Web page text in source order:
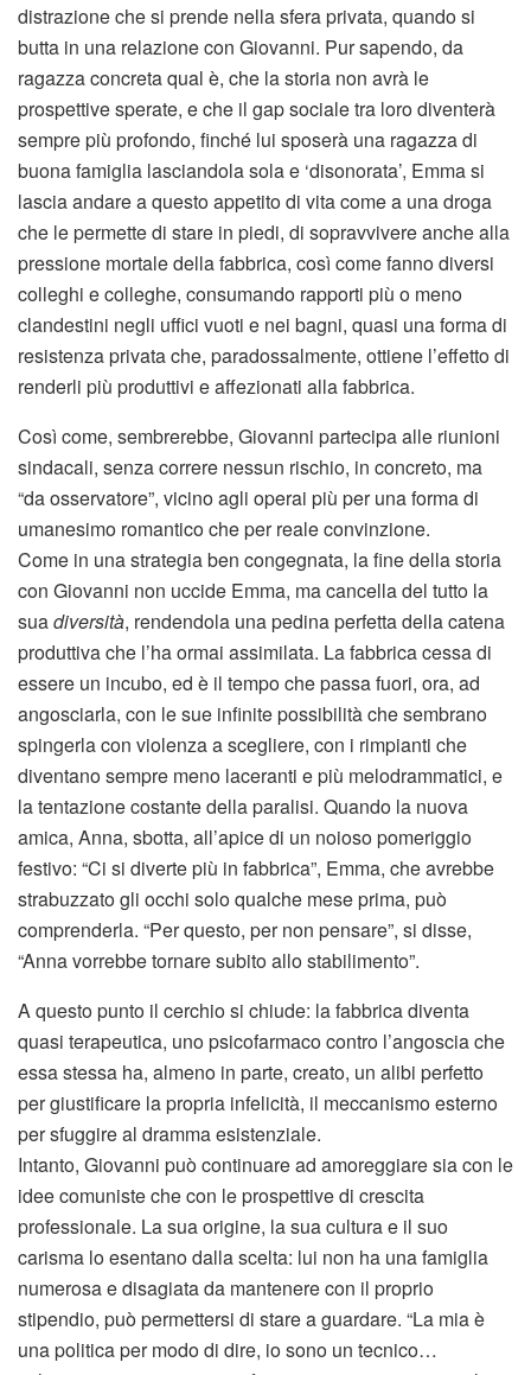
distrazione che si prende nella sfera privata, quando si
butta in una relazione con Giovanni. Pur sapendo, da
ragazza concreta qual è, che la storia non avrà le
prospettive sperate, e che il gap sociale tra loro diventerà
sempre più profondo, finché lui sposerà una ragazza di
buona famiglia lasciandola sola e ‘disonorata’, Emma si
lascia andare a questo appetito di vita come a una droga
che le permette di stare in piedi, di sopravvivere anche alla
pressione mortale della fabbrica, così come fanno diversi
colleghi e colleghe, consumando rapporti più o meno
clandestini negli uffici vuoti e nei bagni, quasi una forma di
resistenza privata che, paradossalmente, ottiene l’effetto di
renderli più produttivi e affezionati alla fabbrica.
Così come, sembrerebbe, Giovanni partecipa alle riunioni
sindacali, senza correre nessun rischio, in concreto, ma
“da osservatore”, vicino agli operai più per una forma di
umanesimo romantico che per reale convinzione.
Come in una strategia ben congegnata, la fine della storia
con Giovanni non uccide Emma, ma cancella del tutto la
suadiversità, rendendola una pedina perfetta della catena
produttiva che l’ha ormai assimilata. La fabbrica cessa di
essere un incubo, ed è il tempo che passa fuori, ora, ad
angosciarla, con le sue infinite possibilità che sembrano
spingerla con violenza a scegliere, con i rimpianti che
diventano sempre meno laceranti e più melodrammatici, e
la tentazione costante della paralisi. Quando la nuova
amica, Anna, sbotta, all’apice di un noioso pomeriggio
festivo: “Ci si diverte più in fabbrica”, Emma, che avrebbe
strabuzzato gli occhi solo qualche mese prima, può
comprenderla. “Per questo, per non pensare”, si disse,
“Anna vorrebbe tornare subito allo stabilimento”.
A questo punto il cerchio si chiude: la fabbrica diventa
quasi terapeutica, uno psicofarmaco contro l’angoscia che
essa stessa ha, almeno in parte, creato, un alibi perfetto
per giustificare la propria infelicità, il meccanismo esterno
per sfuggire al dramma esistenziale.
Intanto, Giovanni può continuare ad amoreggiare sia con le
idee comuniste che con le prospettive di crescita
professionale. La sua origine, la sua cultura e il suo
carisma lo esentano dalla scelta: lui non ha una famiglia
numerosa e disagiata da mantenere con il proprio
stipendio, può permettersi di stare a guardare. “La mia è
una politica per modo di dire, io sono un tecnico…